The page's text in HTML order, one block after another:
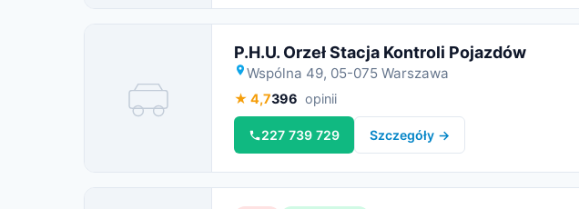
Miniatura
P.H.U. Orzeł Stacja Kontroli Pojazdów
Wspólna 49, 05-075 Warszawa
★ 4,7396 opinii
227 739 729 Szczegóły →